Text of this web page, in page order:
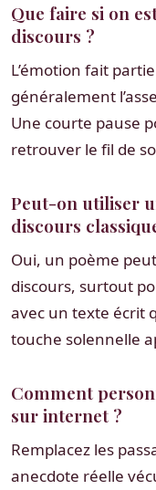
Que faire si on
discours ?
L’émotion fait
généralement
Une courte pause
retrouver le fil de
Peut-on utiliser
discours
Oui, un poème
discours, surtout
avec un texte écrit
touche solennelle
Comment
sur internet ?
Remplacez les
anecdote réelle